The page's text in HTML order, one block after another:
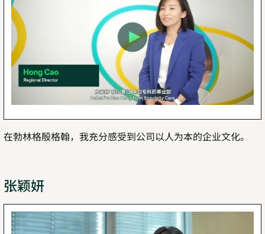
在勃林格殷格翰，我充分感受到公司以人为本的企业文化。
张颖妍